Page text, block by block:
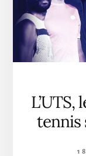
tennis